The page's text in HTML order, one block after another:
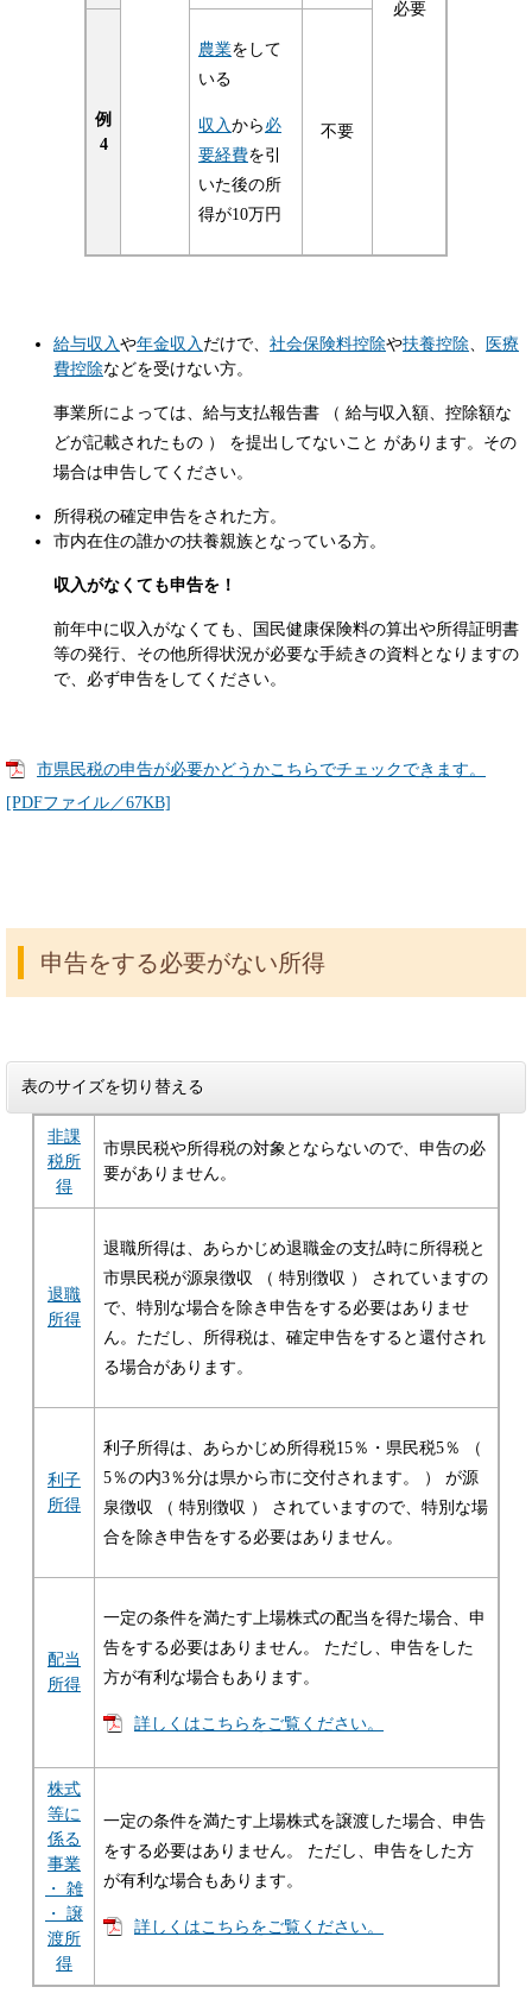
必要
例
4
農業をして
いる
収入から 必
要経費を引
いた後の所
得が10万円
不要
給与収入や年金収入 だけで、 社会保険料控除や扶養控除、
医療
費控除などを受けない方。
事業所によっては、給与支払報告書 （ 給与収入額、控除額な
どが記載されたもの ） を提出してないこと があります。その
場合は申告してください。
所得税の確定申告をされた方。
市内在住の誰かの扶養親族となっている方。
収入がなくても申告を！
前年中に収入がなくても、国民健康保険料の算出や所得証明書
等の発行、その他所得状況が必要な手続きの資料となりますの
で、必ず申告をしてください。
市県民税の申告が必要かどうかこちらでチェックできます。
[PDFファイル／67KB]
申告をする必要がない所得
表のサイズを切り替える
非課
税所
得
市県民税や所得税の対象とならないので、申告の必
要がありません。
退職
所得
退職所得は、あらかじめ退職金の支払時に所得税と
市県民税が源泉徴収 （ 特別徴収 ） されていますの
で、特別な場合を除き申告をする必要はありませ
ん。ただし、所得税は、確定申告をすると還付され
る場合があります。
利子
所得
利子所得は、あらかじめ所得税15％・県民税5％ （
5％の内3％分は県から市に交付されます。 ） が源
泉徴収 （ 特別徴収 ） されていますので、特別な場
合を除き申告をする必要はありません。
配当
所得
一定の条件を満たす上場株式の配当を得た場合、申
告をする必要はありません。 ただし、申告をした
方が有利な場合もあります。
詳しくはこちらをご覧ください。
株式
等に
係る
事業
・ 雑
・ 譲
渡所
得
一定の条件を満たす上場株式を譲渡した場合、申告
をする必要はありません。 ただし、申告をした方
が有利な場合もあります。
詳しくはこちらをご覧ください。